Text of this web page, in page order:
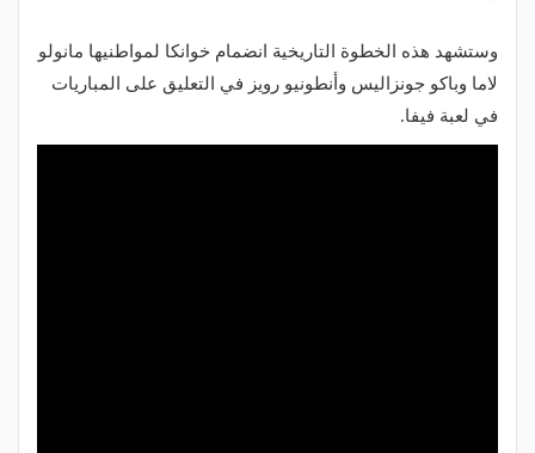
وستشهد هذه الخطوة التاريخية انضمام خوانكا لمواطنيها مانولو
لاما وباكو جونزاليس وأنطونيو رويز في التعليق على المباريات
في لعبة فيفا.